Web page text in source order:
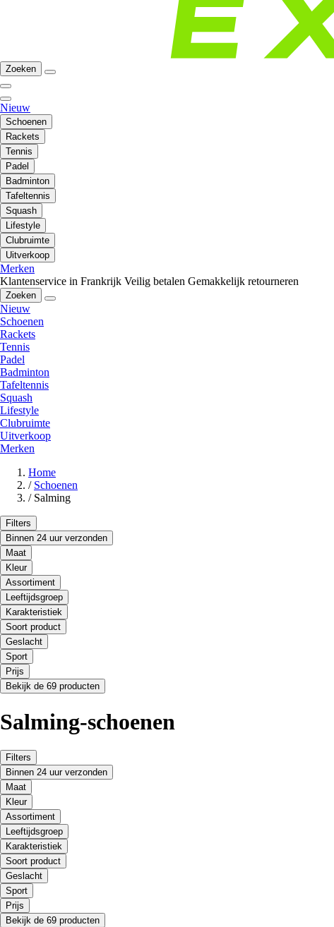
Zoeken
Nieuw
Schoenen
Rackets
Tennis
Padel
Badminton
Tafeltennis
Squash
Lifestyle
Clubruimte
Uitverkoop
Merken
Klantenservice in Frankrijk Veilig betalen Gemakkelijk retourneren
Zoeken
Nieuw
Schoenen
Rackets
Tennis
Padel
Badminton
Tafeltennis
Squash
Lifestyle
Clubruimte
Uitverkoop
Merken
Home
/ Schoenen
/ Salming
Filters
Binnen 24 uur verzonden
Maat
Kleur
Assortiment
Leeftijdsgroep
Karakteristiek
Soort product
Geslacht
Sport
Prijs
Bekijk de 69 producten
Salming-schoenen
Filters
Binnen 24 uur verzonden
Maat
Kleur
Assortiment
Leeftijdsgroep
Karakteristiek
Soort product
Geslacht
Sport
Prijs
Bekijk de 69 producten